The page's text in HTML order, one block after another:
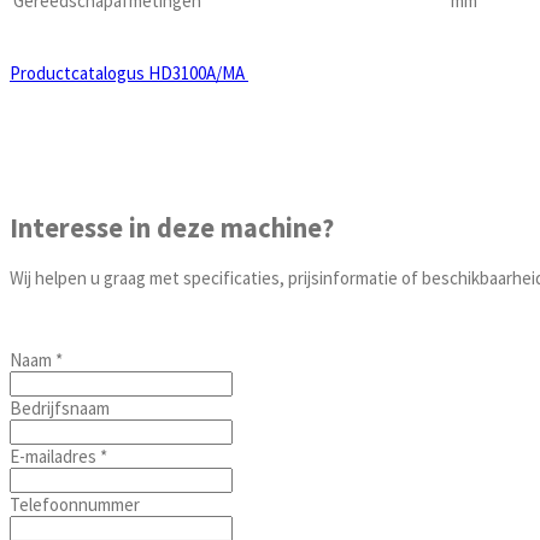
Productcatalogus HD3100A/MA
Interesse in deze machine?
Wij helpen u graag met specificaties, prijsinformatie of
Naam *
Bedrijfsnaam
E-mailadres *
Telefoonnummer